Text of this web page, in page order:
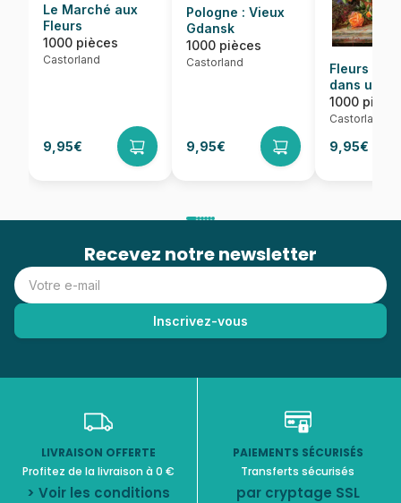
Le Marché aux
Fleurs
1000 pièces
Castorland
9,95€
Pologne : Vieux
Gdansk
1000 pièces
Castorland
9,95€
Fleurs de
dans un
Radieux
1000
Castorland
9,95€
Recevez notre newsletter
LIVRAISON OFFERTE
Profitez de la livraison à 0 €
> Voir les conditions
PAIEMENTS SÉCURISÉS
Transferts sécurisés
par cryptage SSL